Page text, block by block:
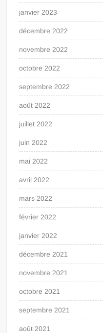
janvier 2023
décembre 2022
novembre 2022
octobre 2022
septembre 2022
août 2022
juillet 2022
juin 2022
mai 2022
avril 2022
mars 2022
février 2022
janvier 2022
décembre 2021
novembre 2021
octobre 2021
septembre 2021
août 2021